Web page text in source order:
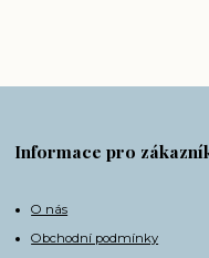
Informace pro
O nás
Obchodní podmínky